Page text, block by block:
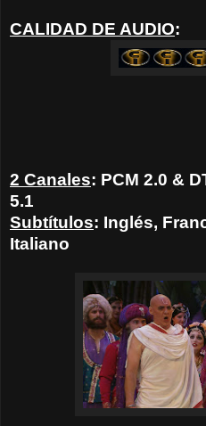
CALIDAD DE AUDIO:
2 Canales: PCM 2.0 &
5.1
Subtítulos: Inglés,
Italiano